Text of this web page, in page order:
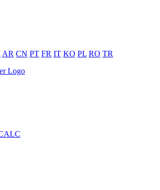
AR CN PT FR IT KO PL RO TR